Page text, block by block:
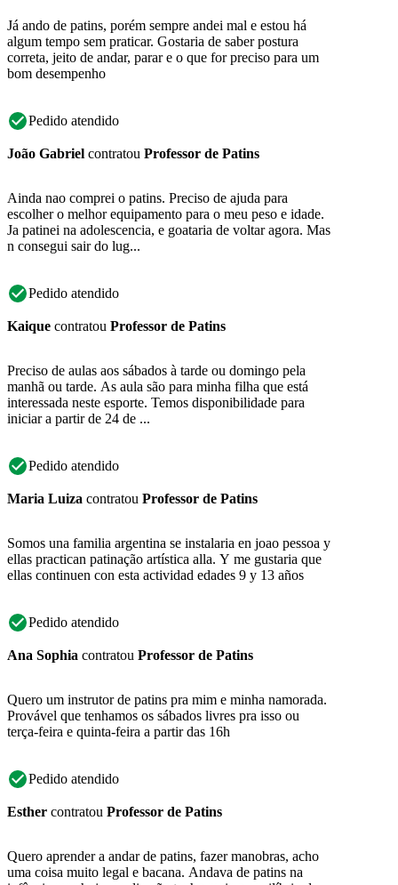
Já ando de patins, porém sempre andei mal e estou há
algum tempo sem praticar. Gostaria de saber postura
correta, jeito de andar, parar e o que for preciso para um
bom desempenho
Pedido atendido
João Gabriel contratou Professor de Patins
Ainda nao comprei o patins. Preciso de ajuda para
escolher o melhor equipamento para o meu peso e idade.
Ja patinei na adolescencia, e goataria de voltar agora. Mas
n consegui sair do lug...
Pedido atendido
Kaique contratou Professor de Patins
Preciso de aulas aos sábados à tarde ou domingo pela
manhã ou tarde. As aula são para minha filha que está
interessada neste esporte. Temos disponibilidade para
iniciar a partir de 24 de ...
Pedido atendido
Maria Luiza contratou Professor de Patins
Somos una familia argentina se instalaria en joao pessoa y
ellas practican patinação artística alla. Y me gustaria que
ellas continuen con esta actividad edades 9 y 13 años
Pedido atendido
Ana Sophia contratou Professor de Patins
Quero um instrutor de patins pra mim e minha namorada.
Provável que tenhamos os sábados livres pra isso ou
terça-feira e quinta-feira a partir das 16h
Pedido atendido
Esther contratou Professor de Patins
Quero aprender a andar de patins, fazer manobras, acho
uma coisa muito legal e bacana. Andava de patins na